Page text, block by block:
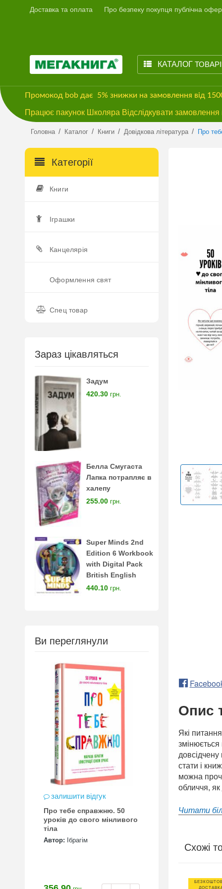
Доставка та оплата Про безпеку покупця публічна
КАТАЛОГ
Промокод bob дає 5% знижки на замовлення від
Працює пакунок Школяра Відслідкувати
Головна / Каталог / Книги / Довідкова література / Про
Категорії
Книги
Іграшки
Канцелярія
Оформлення свят
Спец товар
Зараз цікавляться
Задум
420.30 грн.
Белла Смугаста
Лапка потрапляє в
халепу
255.00 грн.
Super Minds 2nd
Edition 6 Workbook
with Digital Pack
British English
440.10 грн.
Ви переглянули
залишити відгук
Про тебе справжню. 50
уроків до свого мінливого
тіла
Автор: Ібрагім
Опис
Які
стати і
можна
обличчя,
Читати
Схожі